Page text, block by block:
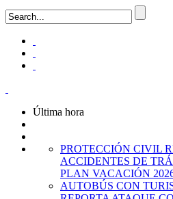
Última hora
PROTECCIÓN CIVIL
ACCIDENTES DE
PLAN VACACIÓN
AUTOBÚS CON